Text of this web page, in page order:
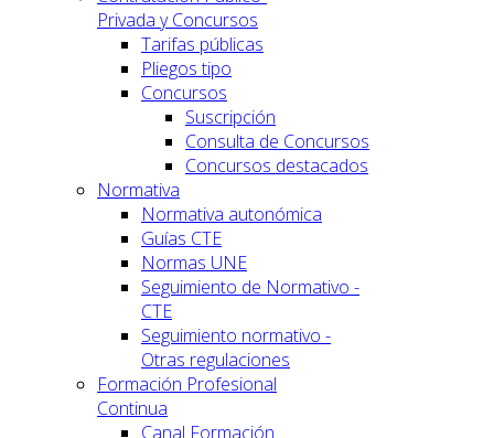
Privada y Concursos
Tarifas públicas
Pliegos tipo
Concursos
Suscripción
Consulta de Concursos
Concursos destacados
Normativa
Normativa autonómica
Guías CTE
Normas UNE
Seguimiento de Normativo -
CTE
Seguimiento normativo -
Otras regulaciones
Formación Profesional
Continua
Canal Formación